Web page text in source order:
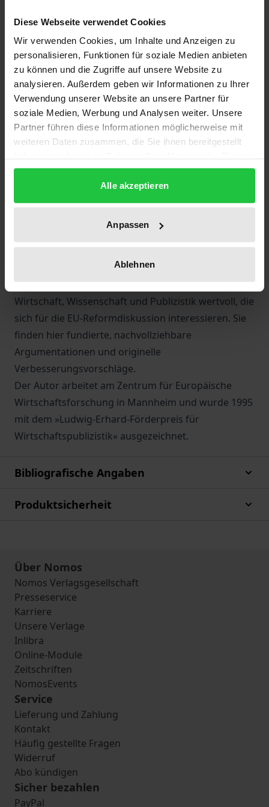
Diese Webseite verwendet Cookies
Wir verwenden Cookies, um Inhalte und Anzeigen zu
personalisieren, Funktionen für soziale Medien anbieten
zu können und die Zugriffe auf unsere Website zu
analysieren. Außerdem geben wir Informationen zu Ihrer
Verwendung unserer Website an unsere Partner für
soziale Medien, Werbung und Analysen weiter. Unsere
Partner führen diese Informationen möglicherweise mit
weiteren Daten zusammen, die Sie ihnen bereitgestellt
gesammelt haben.
Alle akzeptieren
Anpassen
Ablehnen
Regierungskonferenz »Maastricht II« 1996 ist eine
unvoreingenommene Schwachstellenanalyse der
heute gültigen EU-Verfassung.
Aus finanzwissenschaftlicher Perspektive analysiert
der Autor, welche Finanzverfassung am ehesten mit
den Herausforderungen einer gemeinsamen
Währung in Einklang steht. Dieses Ideal ist durch
eine ausgewogene Aufgabenverteilung zwischen EU
und Mitgliedstaaten und durch ein hohes Maß an
Schuldendisziplin gekennzeichnet. Es werden
etwa die nach Beginn einer Währungsunion
zunehmenden Verschuldungsanreize
Die Monographie ist für all diejenigen in Politik,
Wirtschaft, Wissenschaft und Publizistik wertvoll, die
sich für die EU-Reformdiskussion interessieren. Sie
finden hier fundierte, nachvollziehbare
Argumentationen und originelle
Verbesserungsvorschläge.
Der Autor arbeitet am Zentrum für Europäische
Wirtschaftsforschung in Mannheim und wurde 1995
mit dem »Ludwig-Erhard-Förderpreis für
Wirtschaftspublizistik« ausgezeichnet.
Bibliografische Angaben
Produktsicherheit
Über Nomos
Nomos Verlagsgesellschaft
Presseservice
Karriere
Unsere Verlage
Inlibra
Online-Module
Zeitschriften
NomosEvents
Service
Lieferung und Zahlung
Kontakt
Häufig gestellte Fragen
Widerruf
Abo kündigen
Sicher bezahlen
PayPal